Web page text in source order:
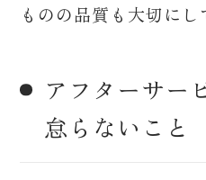
ものの品質も大切にし
アフターサー
怠らないこと